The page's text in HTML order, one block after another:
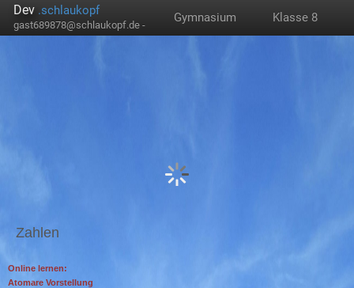
Dev .schlaukopf
gast689878@schlaukopf.de -
Gymnasium Klasse 8
Zahlen
Online lernen:
Atomare Vorstellung